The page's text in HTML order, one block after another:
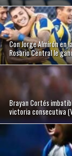
Con Jorge Almirón en
Rosario Central le
Brayan Cortés
victoria consecutiva